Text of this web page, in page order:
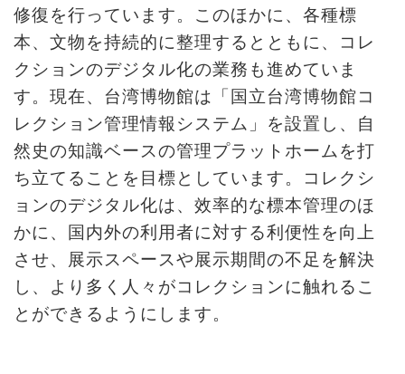
展
示
情
報
学
習
リ
ソ
ー
ス
修復を行っています。このほかに、各種標
本、文物を持続的に整理するとともに、コレ
クションのデジタル化の業務も進めていま
す。現在、台湾博物館は「国立台湾博物館コ
レクション管理情報システム」を設置し、自
然史の知識ベースの管理プラットホームを打
ち立てることを目標としています。コレクシ
ョンのデジタル化は、效率的な標本管理のほ
かに、国内外の利用者に対する利便性を向上
させ、展示スペースや展示期間の不足を解決
し、より多く人々がコレクションに触れるこ
とができるようにします。